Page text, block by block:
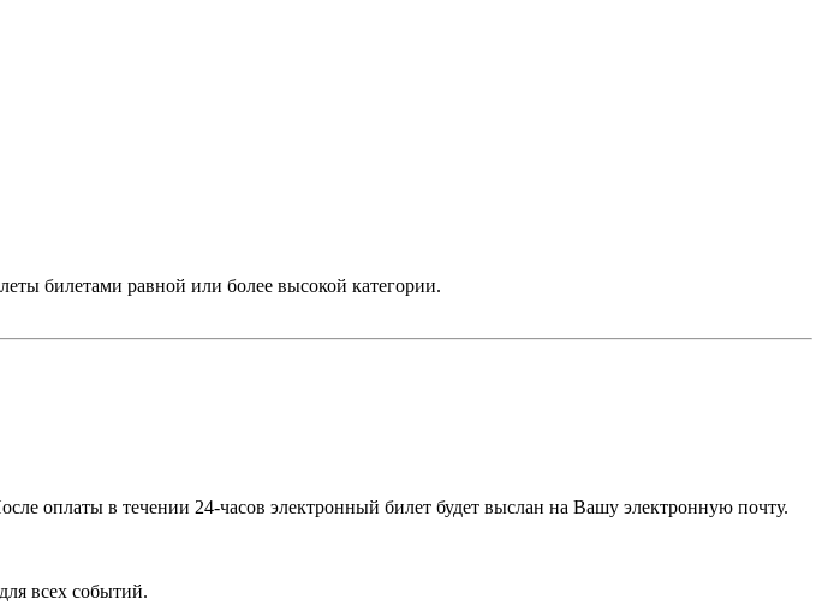
билетами равной или более высокой категории.
оплаты в течении 24-часов электронный билет будет выслан на Вашу электронную почту.
всех событий.